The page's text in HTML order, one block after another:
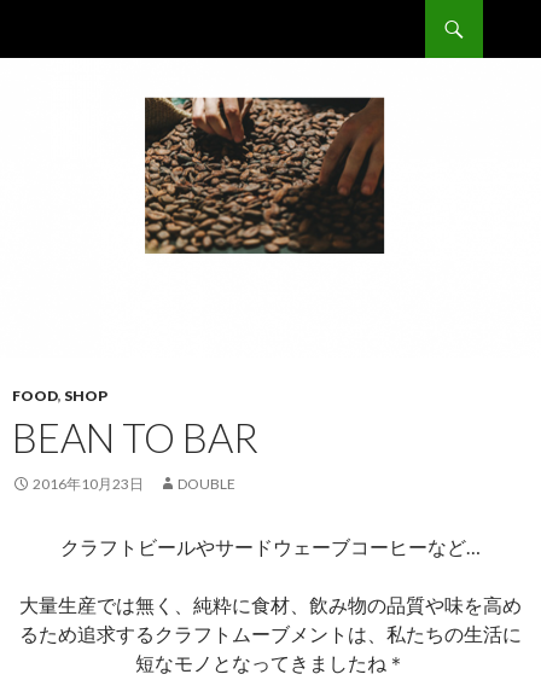
FOOD, SHOP
BEAN TO BAR
2016年10月23日 DOUBLE
クラフトビールやサードウェーブコーヒーなど…
大量生産では無く、純粋に食材、飲み物の品質や味を高め
るため追求するクラフトムーブメントは、私たちの生活に
短なモノとなってきましたね＊